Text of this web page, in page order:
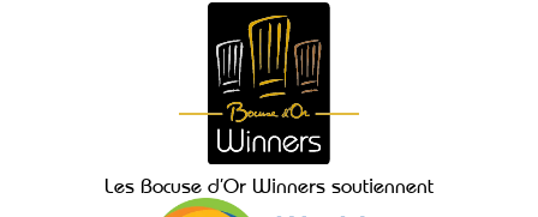
Les Bocuse d’Or Winners soutiennent